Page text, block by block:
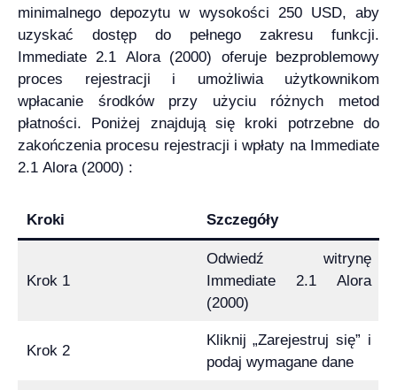
minimalnego depozytu w wysokości 250 USD, aby
uzyskać dostęp do pełnego zakresu funkcji.
Immediate 2.1 Alora (2000) oferuje bezproblemowy
proces rejestracji i umożliwia użytkownikom
wpłacanie środków przy użyciu różnych metod
płatności. Poniżej znajdują się kroki potrzebne do
zakończenia procesu rejestracji i wpłaty na Immediate
2.1 Alora (2000) :
Kroki Szczegóły
Krok 1
Odwiedź witrynę
Immediate 2.1 Alora
(2000)
Krok 2
Kliknij „Zarejestruj się” i
podaj wymagane dane